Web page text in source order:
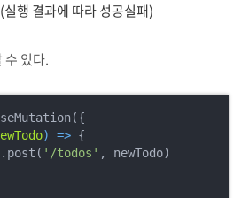
행 결과에 따라 성공실패)
수 있다.
) => {
'/todos' , newTodo)